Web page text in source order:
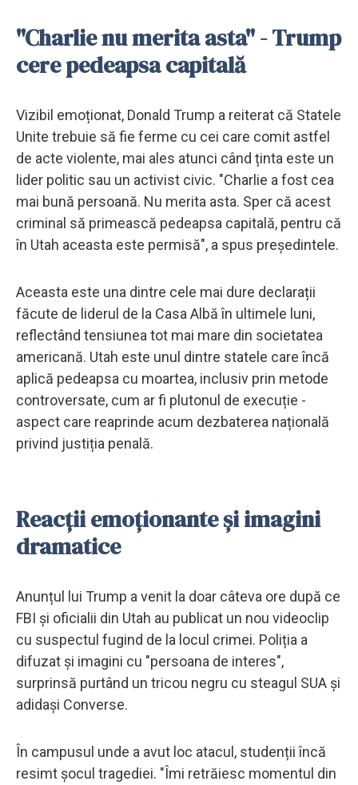
"Charlie nu merita asta" - Trump
cere pedeapsa capitală
Vizibil emoționat, Donald Trump a reiterat că Statele
Unite trebuie să fie ferme cu cei care comit astfel
de acte violente, mai ales atunci când ținta este un
lider politic sau un activist civic. "Charlie a fost cea
mai bună persoană. Nu merita asta. Sper că acest
criminal să primească pedeapsa capitală, pentru că
în Utah aceasta este permisă", a spus președintele.
Aceasta este una dintre cele mai dure declarații
făcute de liderul de la Casa Albă în ultimele luni,
reflectând tensiunea tot mai mare din societatea
americană. Utah este unul dintre statele care încă
aplică pedeapsa cu moartea, inclusiv prin metode
controversate, cum ar fi plutonul de execuție -
aspect care reaprinde acum dezbaterea națională
privind justiția penală.
Reacții emoționante și imagini
dramatice
Anunțul lui Trump a venit la doar câteva ore după ce
FBI și oficialii din Utah au publicat un nou videoclip
cu suspectul fugind de la locul crimei. Poliția a
difuzat și imagini cu "persoana de interes",
surprinsă purtând un tricou negru cu steagul SUA și
adidași Converse.
În campusul unde a avut loc atacul, studenții încă
resimt șocul tragediei. "Îmi retrăiesc momentul din